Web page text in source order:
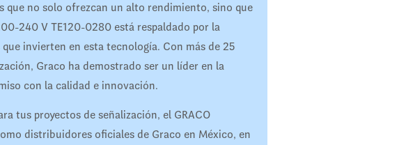
que no solo ofrezcan un alto rendimiento, sino que
240 V TE120-0280 está respaldado por la
invierten en esta tecnología. Con más de 25
Graco ha demostrado ser un líder en la
con la calidad e innovación.
tus proyectos de señalización, el GRACO
distribuidores oficiales de Graco en México, en